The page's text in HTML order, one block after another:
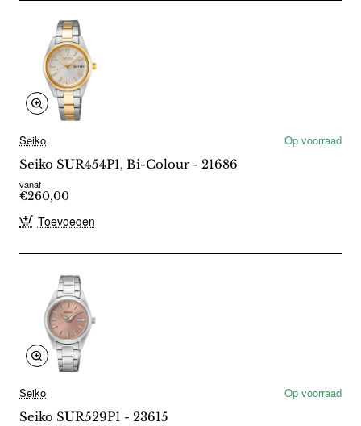
Seiko
Op voorraad
Seiko SUR454P1, Bi-Colour - 21686
vanaf
€260,00
Toevoegen
Seiko
Op voorraad
Seiko SUR529P1 - 23615